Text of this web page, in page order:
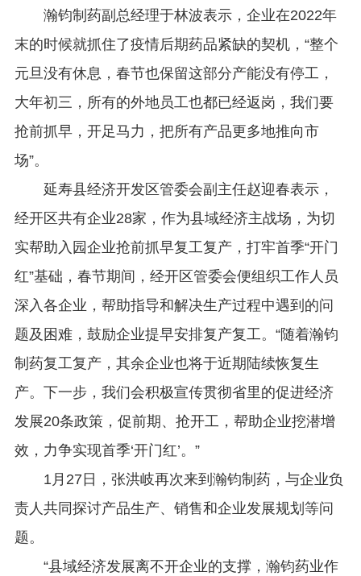
瀚钧制药副总经理于林波表示，企业在2022年
末的时候就抓住了疫情后期药品紧缺的契机，“整个
元旦没有休息，春节也保留这部分产能没有停工，
大年初三，所有的外地员工也都已经返岗，我们要
抢前抓早，开足马力，把所有产品更多地推向市
场”。
延寿县经济开发区管委会副主任赵迎春表示，
经开区共有企业28家，作为县域经济主战场，为切
实帮助入园企业抢前抓早复工复产，打牢首季“开门
红”基础，春节期间，经开区管委会便组织工作人员
深入各企业，帮助指导和解决生产过程中遇到的问
题及困难，鼓励企业提早安排复产复工。“随着瀚钧
制药复工复产，其余企业也将于近期陆续恢复生
产。下一步，我们会积极宣传贯彻省里的促进经济
发展20条政策，促前期、抢开工，帮助企业挖潜增
效，力争实现首季‘开门红’。”
1月27日，张洪岐再次来到瀚钧制药，与企业负
责人共同探讨产品生产、销售和企业发展规划等问
题。
“县域经济发展离不开企业的支撑，瀚钧药业作